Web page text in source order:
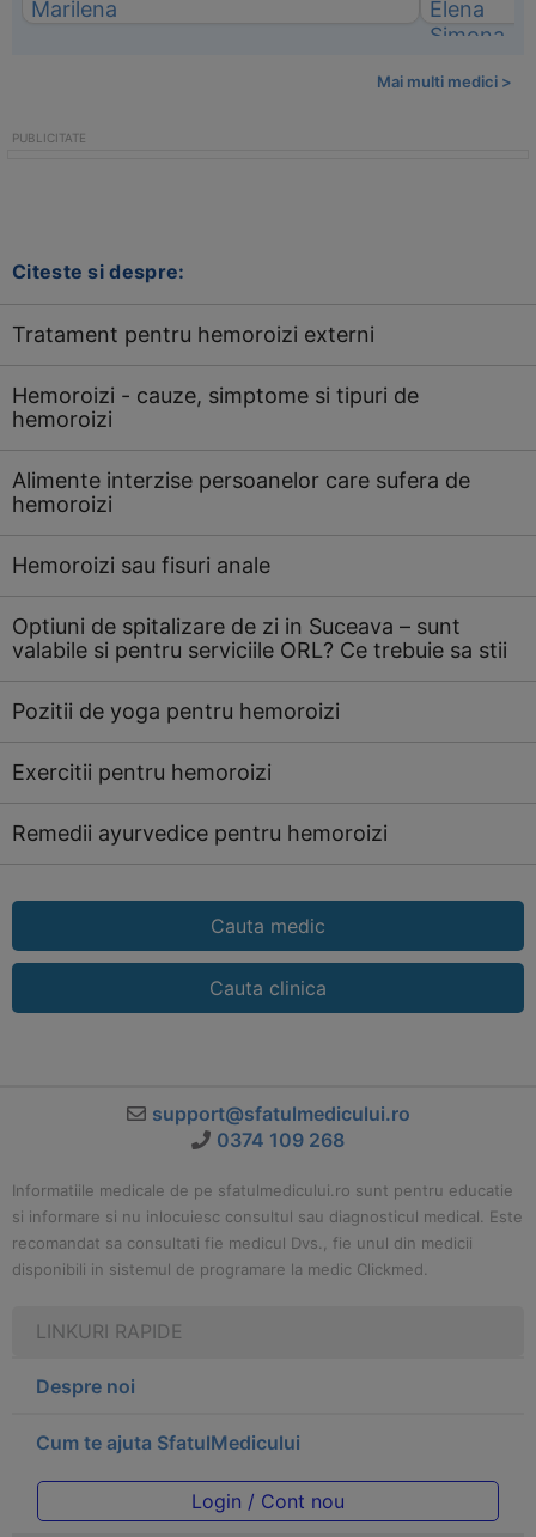
Mai multi medici >
Citeste si despre:
Tratament pentru hemoroizi externi
Hemoroizi - cauze, simptome si tipuri de
hemoroizi
Alimente interzise persoanelor care sufera de
hemoroizi
Hemoroizi sau fisuri anale
Optiuni de spitalizare de zi in Suceava – sunt
valabile si pentru serviciile ORL? Ce trebuie sa stii
Pozitii de yoga pentru hemoroizi
Exercitii pentru hemoroizi
Remedii ayurvedice pentru hemoroizi
Cauta medic
Cauta clinica
support@sfatulmedicului.ro
0374 109 268
Informatiile medicale de pe sfatulmedicului.ro sunt pentru educatie
si informare si nu inlocuiesc consultul sau diagnosticul medical. Este
recomandat sa consultati fie medicul Dvs., fie unul din medicii
disponibili in sistemul de programare la medic Clickmed.
LINKURI RAPIDE
Despre noi
Cum te ajuta SfatulMedicului
Login / Cont nou